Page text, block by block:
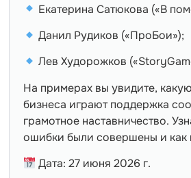
Екатерина Сатюкова («В
Данил Рудиков («ПроБои»);
Лев Худорожков
На примерах вы увидите,
бизнеса играют поддержка
грамотное наставничество.
ошибки были совершены и как
Дата: 27 июня 2026 г.